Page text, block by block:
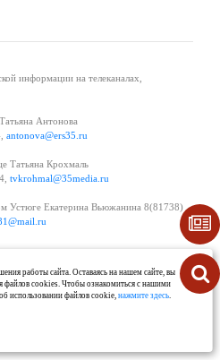
информации на телеканалах,
Антонова
antonova@ers35.ru
Татьяна Крохмаль
tvkrohmal@35media.ru
Устюге Екатерина Вьюжанина 8(81738)
и защиты персональных данных
работы сайта. Оставаясь на нашем сайте, вы
файлов cookies. Чтобы ознакомиться с нашими
использовании файлов cookie,нажмите здесь.